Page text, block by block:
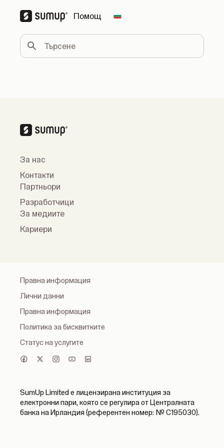
Помощ Change country
Търсене
За нас
Контакти
Партньори
Разработчици
За медиите
Кариери
Правна информация
Лични данни
Правна информация
Политика за бисквитките
Статус на услугите
SumUp Limited е лицензирана институция за
електронни пари, която се регулира от Централната
банка на Ирландия (референтен номер: № C195030).